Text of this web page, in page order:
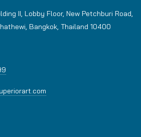
II, Lobby Floor, New Petchburi Road,
Bangkok, Thailand 10400